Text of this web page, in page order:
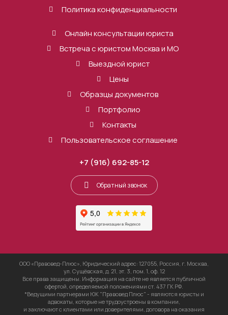
Политика конфиденциальности
Онлайн консультации юриста
Встреча с юристом Москва и МО
Выездной юрист
Цены
Образцы документов
Портфолио
Контакты
Пользовательское соглашение
+7 (916) 692-85-12
Обратный звонок
ООО «Правовед-Плюс», Юридический адрес: 127055, Россия, г. Москва,
ул. Сущёвская, д. 21, эт. 3, пом. 1, оф. 12
Все права защищены. Информация на сайте не является публичной
офертой, определяемой положениями ст. 437 ГК РФ.
*Ведущими партнерами ЮК "Правовед Плюс" - являются юристы и
адвокаты, которые не трудоустроены в компании,
и заключают с клиентами или доверителями, договора на оказания